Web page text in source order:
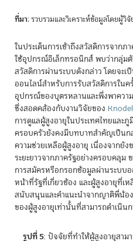
End of interactive chart.
ที่มา: รวบรวมและวิเคราะห์ข้อมูลโดยผู้
ในประเด็นการเข้าถึงสวัสดิการจาก
ใช้อุปกรณ์อิเล็กทรอนิกส์ พบว่ากลุ่ม
สวัสดิการผ่านระบบดังกล่าว โดยจะ
ออนไลน์สำหรับการรับสวัสดิการใน
อุปกรณ์ของบุตรหลานและพึ่งพาควา
ซึ่งสอดคล้องกับงานวิจัยของ
การดูแลผู้สูงอายุในประเทศไทยและ
ครอบครัวยังคงมีบทบาทสำคัญเป็นก
ความช่วยเหลือผู้สูงอายุ เนื่องจากยั
ระยะยาวจากภาครัฐอย่างครอบคลุม
การสมัครหรือกรอกข้อมูลผ่านระบบ
หน้าที่รัฐที่เกี่ยวข้อง และผู้สูงอายุที่เห
สนับสนุนและคำแนะนำจากญาติพี่น้อ
ของผู้สูงอายุเท่านั้นที่สามารถดำเนิน
รูปที่ 5: ปัจจัยที่ทำให้ผู้สูงอายุสาม